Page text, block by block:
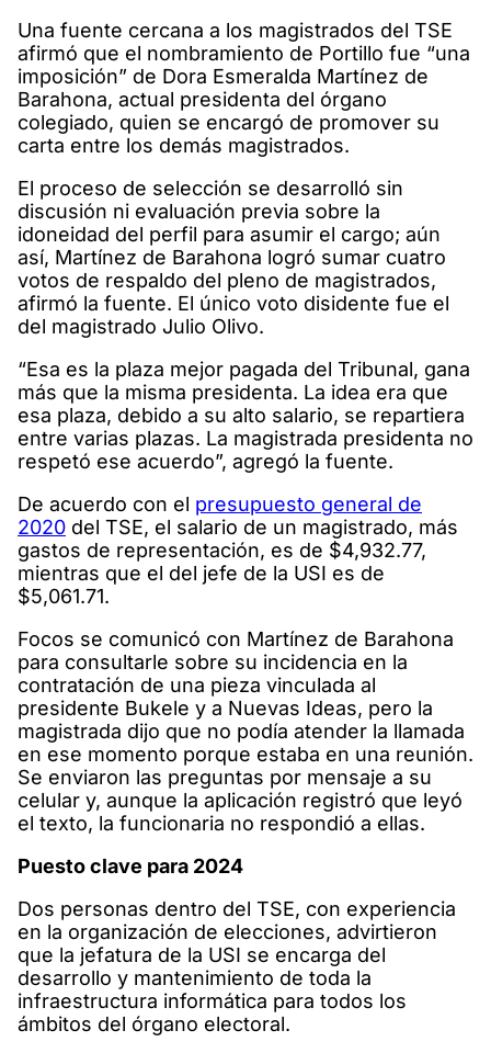
Una fuente cercana a los magistrados del TSE
afirmó que el nombramiento de Portillo fue “una
imposición” de Dora Esmeralda Martínez de
Barahona, actual presidenta del órgano
colegiado, quien se encargó de promover su
carta entre los demás magistrados.
El proceso de selección se desarrolló sin
discusión ni evaluación previa sobre la
idoneidad del perfil para asumir el cargo; aún
así, Martínez de Barahona logró sumar cuatro
votos de respaldo del pleno de magistrados,
afirmó la fuente. El único voto disidente fue el
del magistrado Julio Olivo.
“Esa es la plaza mejor pagada del Tribunal, gana
más que la misma presidenta. La idea era que
esa plaza, debido a su alto salario, se repartiera
entre varias plazas. La magistrada presidenta no
respetó ese acuerdo”, agregó la fuente.
De acuerdo con el presupuesto general de
2020 del TSE, el salario de un magistrado, más
gastos de representación, es de $4,932.77,
mientras que el del jefe de la USI es de
$5,061.71.
Focos se comunicó con Martínez de Barahona
para consultarle sobre su incidencia en la
contratación de una pieza vinculada al
presidente Bukele y a Nuevas Ideas, pero la
magistrada dijo que no podía atender la llamada
en ese momento porque estaba en una reunión.
Se enviaron las preguntas por mensaje a su
celular y, aunque la aplicación registró que leyó
el texto, la funcionaria no respondió a ellas.
Puesto clave para 2024
Dos personas dentro del TSE, con experiencia
en la organización de elecciones, advirtieron
que la jefatura de la USI se encarga del
desarrollo y mantenimiento de toda la
infraestructura informática para todos los
ámbitos del órgano electoral.